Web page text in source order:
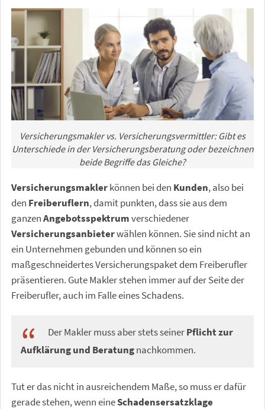
Versicherungsmakler vs. Versicherungsvermittler: Gibt es
Unterschiede in der Versicherungsberatung oder bezeichnen
beide Begriffe das Gleiche?
Versicherungsmaklerkönnen bei den Kunden, also bei
den Freiberuflern, damit punkten, dass sie aus dem
ganzenAngebotsspektrumverschiedener
Versicherungsanbieterwählen können. Sie sind nicht an
ein Unternehmen gebunden und können so ein
maßgeschneidertes Versicherungspaket dem Freiberufler
präsentieren. Gute Makler stehen immer auf der Seite der
Freiberufler, auch im Falle eines Schadens.
Der Makler muss aber stets seinerPflicht zur
Aufklärung und Beratungnachkommen.
Tut er das nicht in ausreichendem Maße, so muss er dafür
gerade stehen, wenn eineSchadensersatzklage